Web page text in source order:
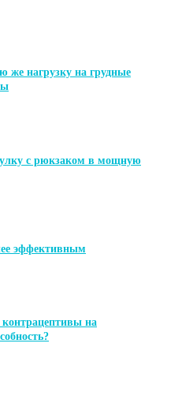
нагрузку на грудные
с рюкзаком в мощную
эффективным
на